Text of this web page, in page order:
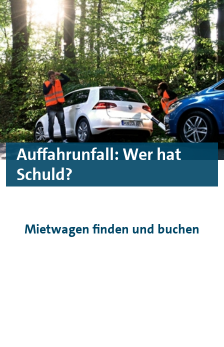
Skip to main content
Skip to footer
Auffahrunfall: Wer hat
Schuld?
Mietwagen finden und buchen